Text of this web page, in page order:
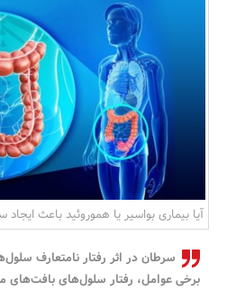
آیا بیماری بواسیر یا هموروئید باعث
سرطان در اثر رفتار نامتعارف
برخی عوامل، رفتار سلول‌های بافت‌های